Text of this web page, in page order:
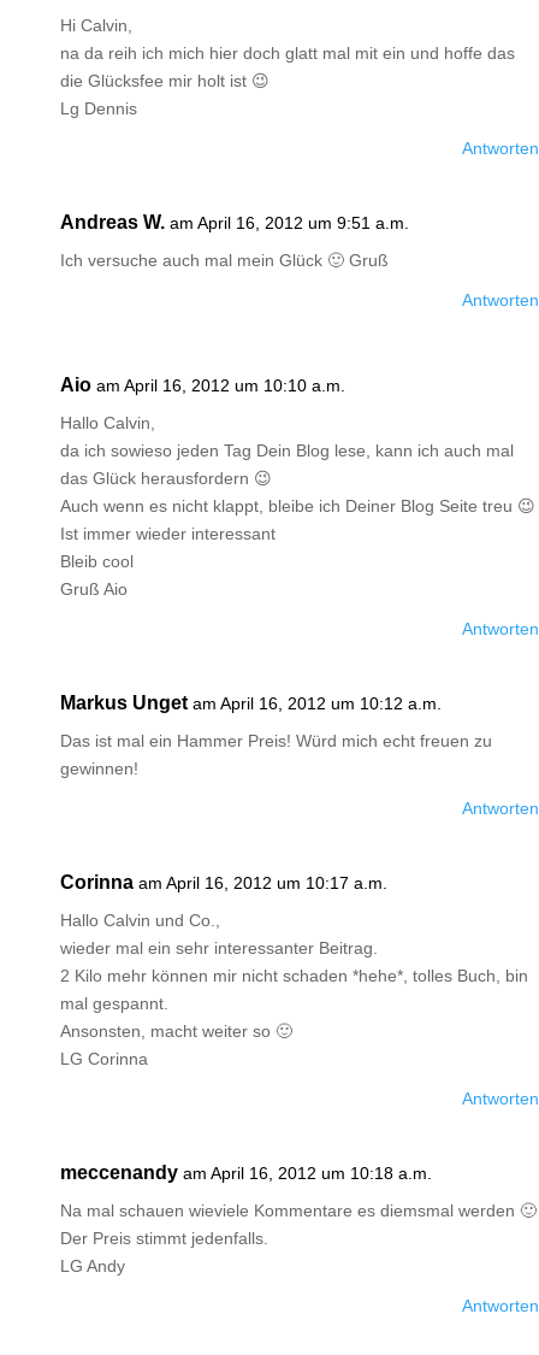
Hi Calvin,
na da reih ich mich hier doch glatt mal mit ein und hoffe das
die Glücksfee mir holt ist 😉
Lg Dennis
Antworten
Andreas W. am April 16, 2012 um 9:51 a.m.
Ich versuche auch mal mein Glück 🙂 Gruß
Antworten
Aio am April 16, 2012 um 10:10 a.m.
Hallo Calvin,
da ich sowieso jeden Tag Dein Blog lese, kann ich auch mal
das Glück herausfordern 😉
Auch wenn es nicht klappt, bleibe ich Deiner Blog Seite treu 😉
Ist immer wieder interessant
Bleib cool
Gruß Aio
Antworten
Markus Unget am April 16, 2012 um 10:12 a.m.
Das ist mal ein Hammer Preis! Würd mich echt freuen zu
gewinnen!
Antworten
Corinna am April 16, 2012 um 10:17 a.m.
Hallo Calvin und Co.,
wieder mal ein sehr interessanter Beitrag.
2 Kilo mehr können mir nicht schaden *hehe*, tolles Buch, bin
mal gespannt.
Ansonsten, macht weiter so 🙂
LG Corinna
Antworten
meccenandy am April 16, 2012 um 10:18 a.m.
Na mal schauen wieviele Kommentare es diemsmal werden 🙂
Der Preis stimmt jedenfalls.
LG Andy
Antworten